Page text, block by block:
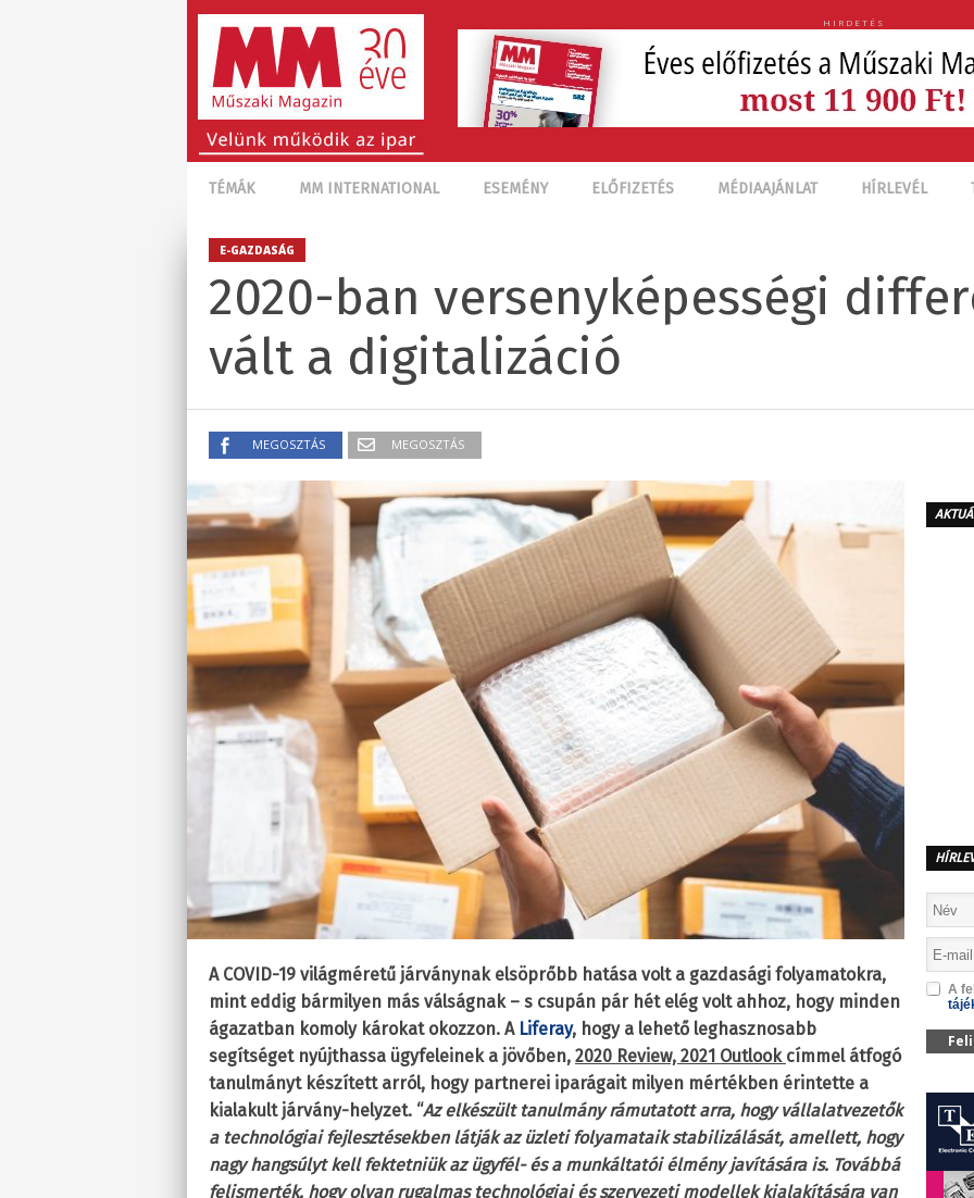
HIRDETÉS
TÉMÁK MM INTERNATIONAL ESEMÉNY ELŐFIZETÉS MÉDIAAJÁNLAT HÍRLEVÉL
E-GAZDASÁG
2020-ban versenyképességi
vált a digitalizáció
MEGOSZTÁS MEGOSZTÁS
A COVID-19 világméretű járványnak elsöprőbb hatása volt a gazdasági folyamatokra,
mint eddig bármilyen más válságnak – s csupán pár hét elég volt ahhoz, hogy minden
ágazatban komoly károkat okozzon. A Liferay, hogy a lehető leghasznosabb
segítséget nyújthassa ügyfeleinek a jövőben, 2020 Review, 2021 Outlook címmel átfogó
tanulmányt készített arról, hogy partnerei iparágait milyen mértékben érintette a
kialakult járvány-helyzet. “Az elkészült tanulmány rámutatott arra, hogy vállalatvezetők
a technológiai fejlesztésekben látják az üzleti folyamataik stabilizálását, amellett, hogy
nagy hangsúlyt kell fektetniük az ügyfél- és a munkáltatói élmény javítására is. Továbbá
felismerték, hogy olyan rugalmas technológiai és szervezeti modellek kialakítására van
A